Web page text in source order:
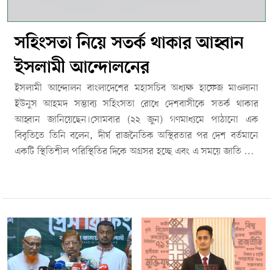
সহিংসতা নিয়ে সতর্ক থাকার আহ্বান
ইসলামী আন্দোলনের
ইসলামী আন্দোলন বাংলাদেশের মহাসচিব অধ্যক্ষ হাফেজ মাওলানা
ইউনুস আহমদ সম্ভাব্য সহিংসতা রোধে দেশবাসীকে সতর্ক থাকার
আহ্বান জানিয়েছেন।সোমবার (২২ জুন) গণমাধ্যমে পাঠানো এক
বিবৃতিতে তিনি বলেন, দীর্ঘ রাজনৈতিক অস্থিরতার পর দেশ বর্তমানে
একটি স্থিতিশীল পরিস্থিতির দিকে অগ্রসর হচ্ছে এবং এ সময়ে জাতি আর
আশঙ্কা তৈরি হয়েছে। এ বিষয়ে জনগণকে সতর্ক থাকতে হবে এবং
আইনশৃঙ্খলা রক্ষাকারী বাহিনীকে সজাগ ভূমিকা পালন করতে হবে।
বিবৃতিতে তিনি প্রশ্ন তুলে বলেন, বর্তমান পরিস্থিতিতে সেনা মোতায়েন
নিয়ে জনমনে নানা প্রশ্ন তৈরি হয়েছে। তার মতে, অতীত রাজনৈতিক
প্রেক্ষাপটে সংশ্লিষ্ট শক্তির বড় ধরনের সহিংসতার সক্ষমতা নিয়ে সংশয়